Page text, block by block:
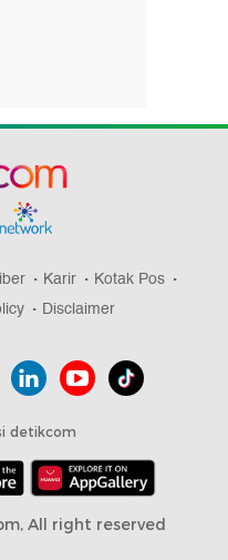
Karir
Kotak Pos
Disclaimer
detikcom
All right reserved